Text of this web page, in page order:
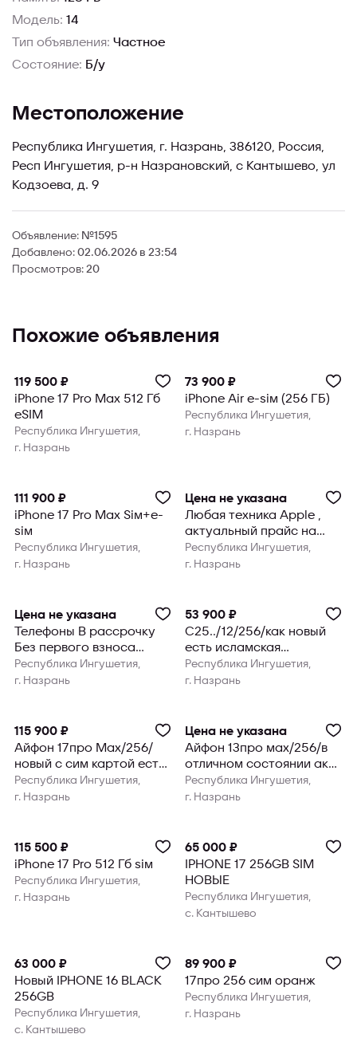
Модель: 14
Тип объявления: Частное
Состояние: Б/у
Местоположение
Республика Ингушетия, г. Назрань, 386120, Россия,
Респ Ингушетия, р-н Назрановский, с Кантышево, ул
Кодзоева, д. 9
Объявление: №1595
Добавлено: 02.06.2026 в 23:54
Просмотров: 20
Похожие объявления
119 500 ₽
iPhone 17 Pro Max 512 Гб
eSIM
Республика Ингушетия,
г. Назрань
73 900 ₽
iPhone Air e-sim (256 ГБ)
Республика Ингушетия,
г. Назрань
111 900 ₽
iPhone 17 Pro Max Sim+e-
sim
Республика Ингушетия,
г. Назрань
Цена не указана
Любая техника Apple ,
актуальный прайс на
фото
Республика Ингушетия,
г. Назрань
Цена не указана
Телефоны В рассрочку
Без первого взноса
Синий Здание 3-ти Этаж
Магази
Республика Ингушетия,
г. Назрань
53 900 ₽
С25../12/256/как новый
есть исламская
рассрочка без первого
взноса
Республика Ингушетия,
г. Назрань
115 900 ₽
Айфон 17про Мах/256/
новый с сим картой есть
исламская рассрочка
без пе
Республика Ингушетия,
г. Назрань
Цена не указана
Айфон 13про мах/256/в
отличном состоянии акб
80% есть исламская
рассро
Республика Ингушетия,
г. Назрань
115 500 ₽
iPhone 17 Pro 512 Гб sim
Республика Ингушетия,
г. Назрань
65 000 ₽
IPHONE 17 256GB SIM
НОВЫЕ
Республика Ингушетия,
с. Кантышево
63 000 ₽
Новый IPHONE 16 BLACK
256GB
Республика Ингушетия,
с. Кантышево
89 900 ₽
17про 256 сим оранж
Республика Ингушетия,
г. Назрань